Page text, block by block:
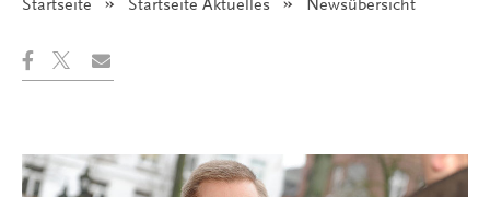
Startseite Startseite Aktuelles Angezeigt:
Newsübersicht